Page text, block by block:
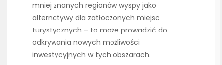
mniej znanych regionów wyspy jako
alternatywy dla zatłoczonych miejsc
turystycznych – to może prowadzić do
odkrywania nowych możliwości
inwestycyjnych w tych obszarach.